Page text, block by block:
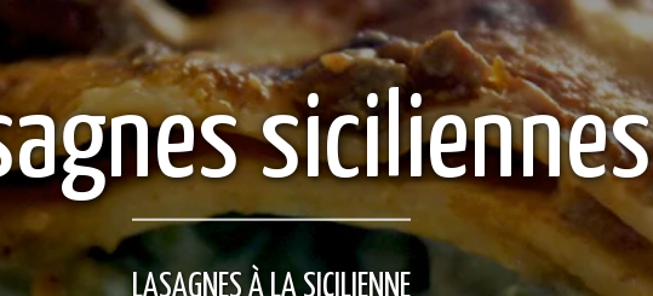
siciliennes
LASAGNES À LA SICILIENNE